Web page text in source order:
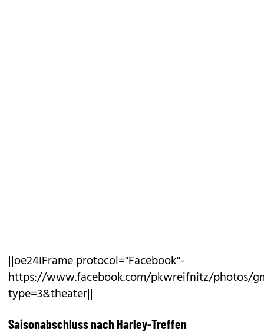
||oe24IFrame protocol="Facebook"-
https://www.facebook.com/pkwreifnitz/photos/
type=3&theater||
Saisonabschluss nach Harley-Treffen